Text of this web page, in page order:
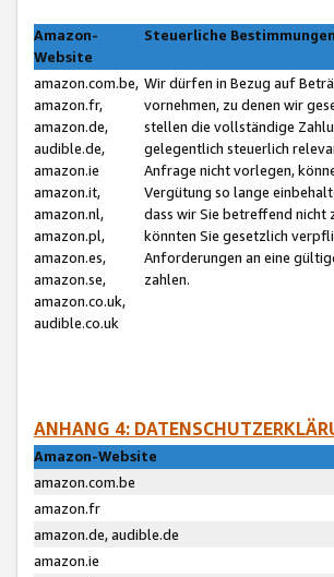
Amazon-
Website
Steuerliche Bestimmungen
amazon.com.be,
amazon.fr,
amazon.de,
audible.de,
amazon.ie
amazon.it,
amazon.nl,
amazon.pl,
amazon.es,
amazon.se,
amazon.co.uk,
audible.co.uk
Wir dürfen in Bezug auf
vornehmen, zu denen wir
stellen die vollständige
gelegentlich steuerlich
Anfrage nicht vorlegen,
Vergütung so lange
dass wir Sie betreffend nicht
könnten Sie gesetzlich
Anforderungen an eine
zahlen.
ANHANG 4:
Amazon-Website
amazon.com.be
amazon.fr
amazon.de, audible.de
amazon.ie